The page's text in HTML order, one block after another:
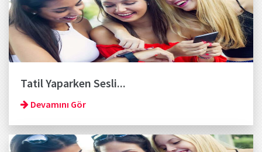
Tatil Yaparken Sesli...
Devamını Gör